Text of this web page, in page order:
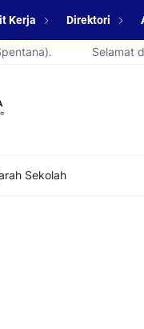
Kerja Direktori
Selamat
Sekolah